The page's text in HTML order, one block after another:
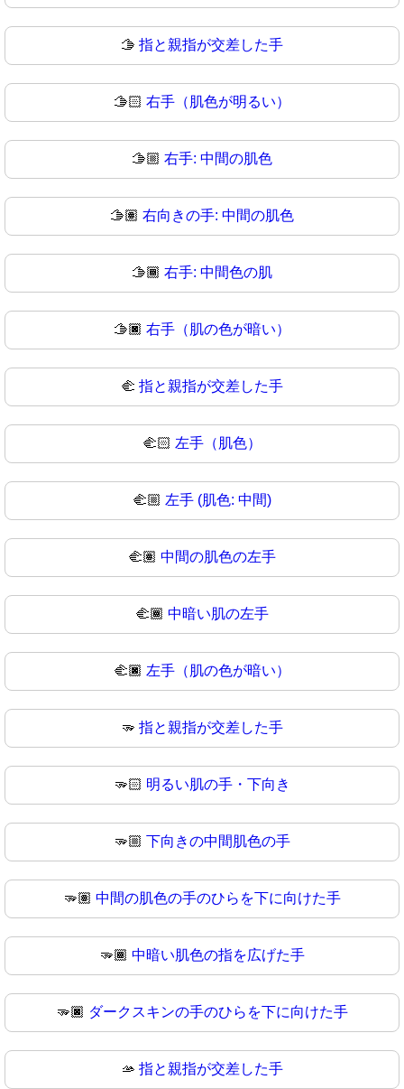
🫱 指と親指が交差した手
🫱🏻 右手（肌色が明るい）
🫱🏼 右手: 中間の肌色
🫱🏽 右向きの手: 中間の肌色
🫱🏾 右手: 中間色の肌
🫱🏿 右手（肌の色が暗い）
🫲 指と親指が交差した手
🫲🏻 左手（肌色）
🫲🏼 左手 (肌色: 中間)
🫲🏽 中間の肌色の左手
🫲🏾 中暗い肌の左手
🫲🏿 左手（肌の色が暗い）
🫳 指と親指が交差した手
🫳🏻 明るい肌の手・下向き
🫳🏼 下向きの中間肌色の手
🫳🏽 中間の肌色の手のひらを下に向けた手
🫳🏾 中暗い肌色の指を広げた手
🫳🏿 ダークスキンの手のひらを下に向けた手
🫴 指と親指が交差した手